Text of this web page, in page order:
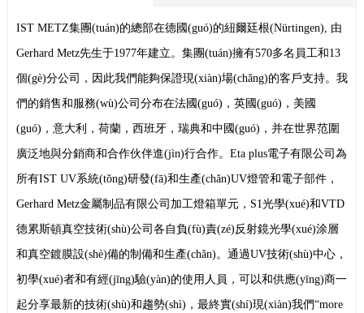
IST METZ集團(tuán)的總部在德國(guó)的紐爾廷根(Nürtingen), 由
Gerhard Metz先生于1977年建立。集團(tuán)擁有570多名員工和13
個(gè)分公司，因此我們能夠保證現(xiàn)場(chǎng)的客戶支持。我
們的銷售和服務(wù)公司分布在法國(guó)，英國(guó)，美國
(guó)，意大利，荷蘭，西班牙，瑞典和中國(guó)，并在世界范圍
廣泛地與分銷商和合作伙伴進(jìn)行合作。Eta plus電子有限公司為
所有IST UV系統(tǒng)研發(fā)和生產(chǎn)UV燈管和電子部件，
Gerhard Metz金屬制品有限公司加工燈箱單元，S1光學(xué)和VTD
德累斯頓真空技術(shù)公司各自負(fù)責(zé)反射鏡光學(xué)涂層
和真空鍍膜設(shè)備的制備和生產(chǎn)。通過UV技術(shù)中心，
初學(xué)者和有經(jīng)驗(yàn)的使用人員，可以和供應(yīng)商一
起分享最新的技術(shù)和趨勢(shì)，最終實(shí)現(xiàn)我們“more